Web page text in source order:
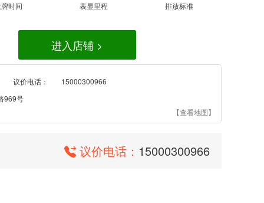
时间 表显里程 排放标准
进入店铺 >
议价电话：
15000300966
969号
【查看地图】
议价电话： 15000300966